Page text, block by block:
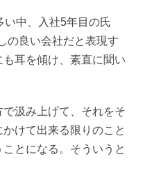
い中、入社5年目の氏
の良い会社だと表現す
耳を傾け、素直に聞い
で汲み上げて、それをそ
けて出来る限りのこと
とになる。そういうと